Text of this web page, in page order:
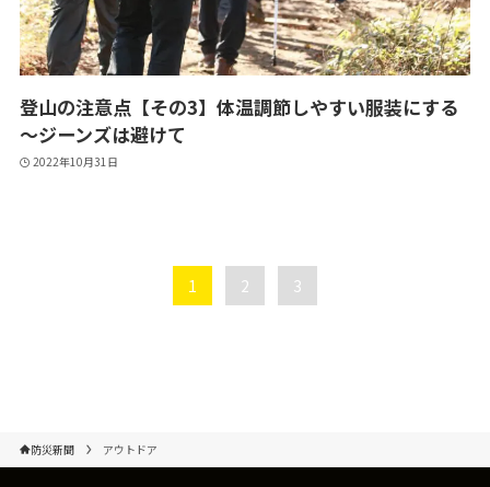
登山の注意点【その3】体温調節しやすい服装にする
～ジーンズは避けて
2022年10月31日
1 2 3
防災新聞 アウトドア